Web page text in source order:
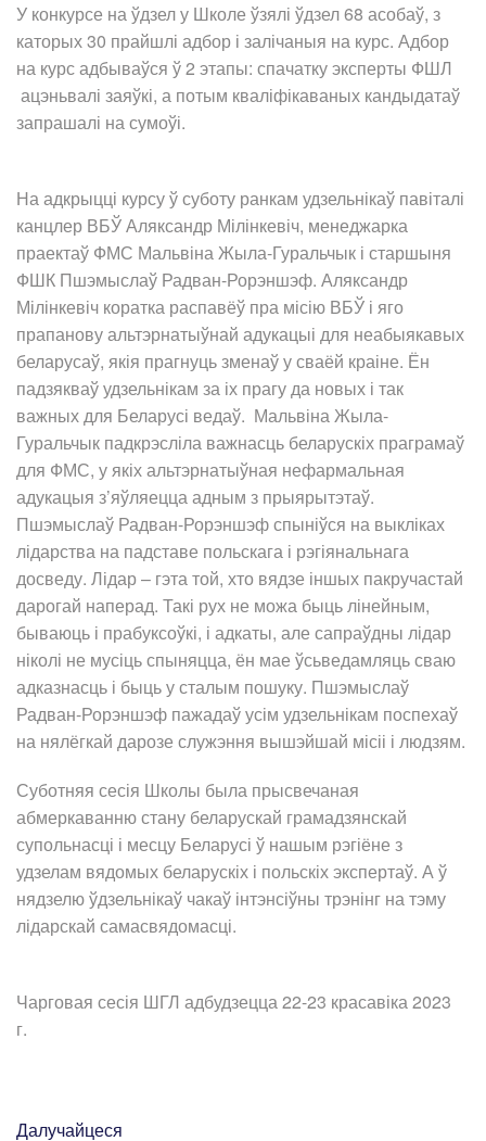
Далучайцеся
У конкурсе на ўдзел у Школе ўзялі ўдзел 68 асобаў, з
каторых 30 прайшлі адбор і залічаныя на курс. Адбор
на курс адбываўся ў 2 этапы: спачатку эксперты ФШЛ
ацэньвалі заяўкі, а потым кваліфікаваных кандыдатаў
запрашалі на сумоўі.
На адкрыцці курсу ў суботу ранкам удзельнікаў павіталі
канцлер ВБЎ Аляксандр Мілінкевіч, менеджарка
праектаў ФМС Мальвіна Жыла-Гуральчык і старшыня
ФШК Пшэмыслаў Радван-Рорэншэф. Аляксандр
Мілінкевіч коратка распавёў пра місію ВБЎ і яго
прапанову альтэрнатыўнай адукацыі для неабыякавых
беларусаў, якія прагнуць зменаў у сваёй краіне. Ён
падзякваў удзельнікам за іх прагу да новых і так
важных для Беларусі ведаў. Мальвіна Жыла-
Гуральчык падкрэсліла важнасць беларускіх праграмаў
для ФМС, у якіх альтэрнатыўная нефармальная
адукацыя з’яўляецца адным з прыярытэтаў.
Пшэмыслаў Радван-Рорэншэф спыніўся на выкліках
лідарства на падставе польскага і рэгіянальнага
досведу. Лідар – гэта той, хто вядзе іншых пакручастай
дарогай наперад. Такі рух не можа быць лінейным,
бываюць і прабуксоўкі, і адкаты, але сапраўдны лідар
ніколі не мусіць спыняцца, ён мае ўсьведамляць сваю
адказнасць і быць у сталым пошуку. Пшэмыслаў
Радван-Рорэншэф пажадаў усім удзельнікам поспехаў
на нялёгкай дарозе служэння вышэйшай місіі і людзям.
Суботняя сесія Школы была прысвечаная
абмеркаванню стану беларускай грамадзянскай
супольнасці і месцу Беларусі ў нашым рэгіёне з
удзелам вядомых беларускіх і польскіх экспертаў. А ў
нядзелю ўдзельнікаў чакаў інтэнсіўны трэнінг на тэму
лідарскай самасвядомасці.
Чарговая сесія ШГЛ адбудзецца 22-23 красавіка 2023
г.